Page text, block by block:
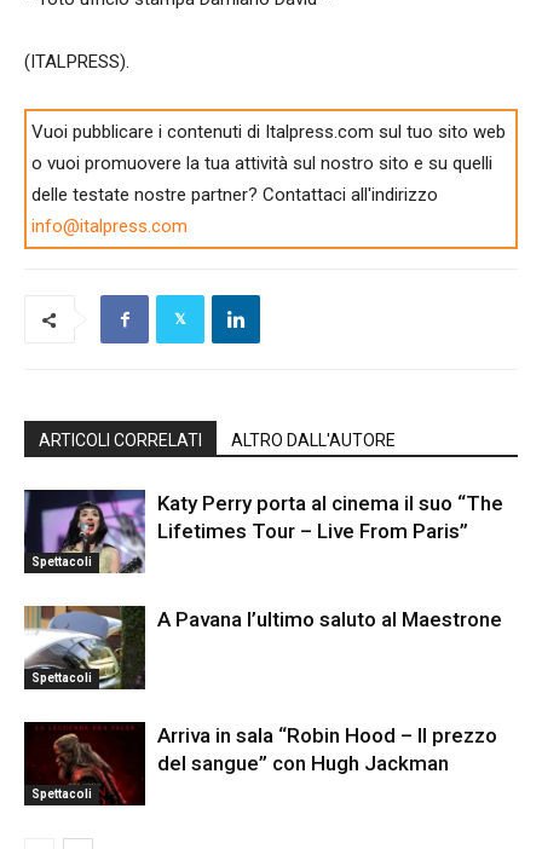
(ITALPRESS).
Vuoi pubblicare i contenuti di Italpress.com sul tuo sito web
o vuoi promuovere la tua attività sul nostro sito e su quelli
delle testate nostre partner? Contattaci all'indirizzo
info@italpress.com
ARTICOLI CORRELATI ALTRO DALL'AUTORE
Spettacoli
Katy Perry porta al cinema il suo “The
Lifetimes Tour – Live From Paris”
Spettacoli
A Pavana l’ultimo saluto al Maestrone
Spettacoli
Arriva in sala “Robin Hood – Il prezzo
del sangue” con Hugh Jackman